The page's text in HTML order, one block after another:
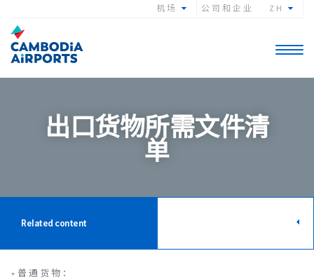
ZH
公司和企业
机场
Toggle
出口货物所需文件清
单
Related content
+普通货物：